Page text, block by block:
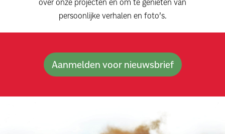
over onze projecten en om te genieten van
persoonlijke verhalen en foto’s.
Aanmelden voor nieuwsbrief